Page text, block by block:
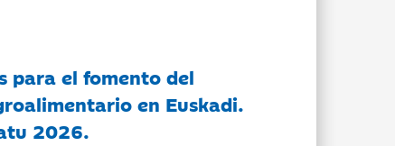
para el fomento del
en Euskadi.
2026.